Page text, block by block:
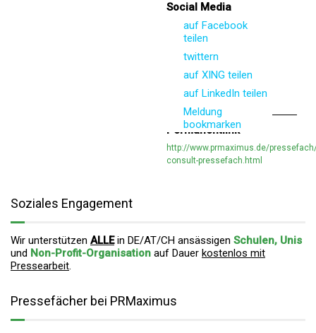
Social Media
auf Facebook
teilen
twittern
auf XING teilen
auf LinkedIn teilen
Meldung
bookmarken
Permanentlink
http://www.prmaximus.de/
consult-pressefach.html
Soziales Engagement
Wir unterstützen ALLEin DE/AT/CH ansässigen Schulen, Unis
und Non-Profit-Organisation auf Dauer kostenlos mit
Pressearbeit.
Pressefächer bei PRMaximus